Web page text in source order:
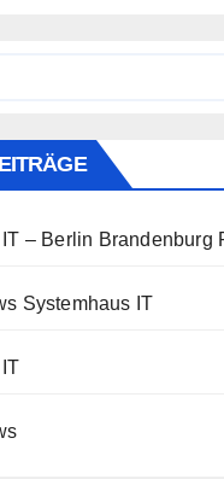
– Berlin Brandenburg
Systemhaus IT